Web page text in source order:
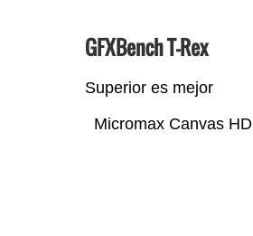
GFXBench T-Rex
Superior es mejor
Micromax Canvas HD